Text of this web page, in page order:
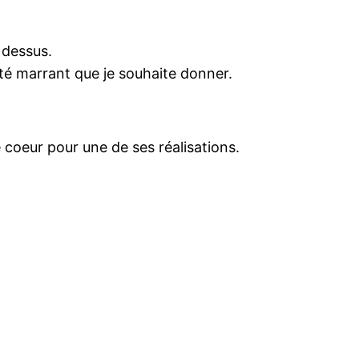
marrant que je souhaite donner.
pour une de ses réalisations.